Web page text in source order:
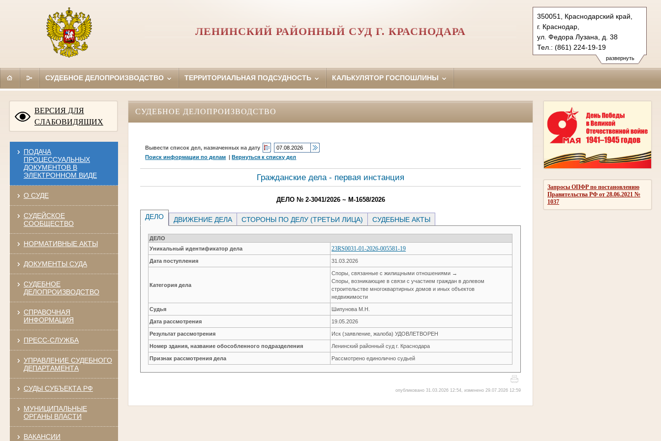
развернуть
350051, Краснодарский край,
г. Краснодар,
ул. Федора Лузана, д. 38
Тел.: (861) 224-19-19
krasnodar-leninsky.krd@sudrf.ru
ЛЕНИНСКИЙ РАЙОННЫЙ СУД Г. КРАСНОДАРА
СУДЕБНОЕ ДЕЛОПРОИЗВОДСТВО ТЕРРИТОРИАЛЬНАЯ ПОДСУДНОСТЬ КАЛЬКУЛЯТОР ГОСПОШЛИНЫ
ВЕРСИЯ ДЛЯ
СЛАБОВИДЯЩИХ
ПОДАЧА
ПРОЦЕССУАЛЬНЫХ
ДОКУМЕНТОВ В
ЭЛЕКТРОННОМ ВИДЕ
О СУДЕ
СУДЕЙСКОЕ
СООБЩЕСТВО
НОРМАТИВНЫЕ АКТЫ
ДОКУМЕНТЫ СУДА
СУДЕБНОЕ
ДЕЛОПРОИЗВОДСТВО
СПРАВОЧНАЯ
ИНФОРМАЦИЯ
ПРЕСС-СЛУЖБА
УПРАВЛЕНИЕ СУДЕБНОГО
ДЕПАРТАМЕНТА
СУДЫ СУБЪЕКТА РФ
МУНИЦИПАЛЬНЫЕ
ОРГАНЫ ВЛАСТИ
ВАКАНСИИ
Запросы ОПФР по постановлению
Правительства РФ от 28.06.2021 №
1037
СУДЕБНОЕ ДЕЛОПРОИЗВОДСТВО
Вывести список дел, назначенных на дату
Поиск информации по делам |Вернуться к списку дел
Гражданские дела - первая инстанция
ДЕЛО № 2-3041/2026 ~ М-1658/2026
ДЕЛО ДВИЖЕНИЕ ДЕЛА СТОРОНЫ ПО ДЕЛУ (ТРЕТЬИ ЛИЦА) СУДЕБНЫЕ АКТЫ
ДЕЛО
Уникальный идентификатор дела
23RS0031-01-2026-005581-19
Дата поступления 31.03.2026
Категория дела
Споры, связанные с жилищными отношениями →
Споры, возникающие в связи с участием граждан в долевом
строительстве многоквартирных домов и иных объектов
недвижимости
Судья Шипунова М.Н.
Дата рассмотрения 19.05.2026
Результат рассмотрения Иск (заявление, жалоба) УДОВЛЕТВОРЕН
Номер здания, название обособленного подразделения Ленинский районный суд г. Краснодара
Признак рассмотрения дела Рассмотрено единолично судьей
опубликовано 31.03.2026 12:54, изменено 29.07.2026 12:59